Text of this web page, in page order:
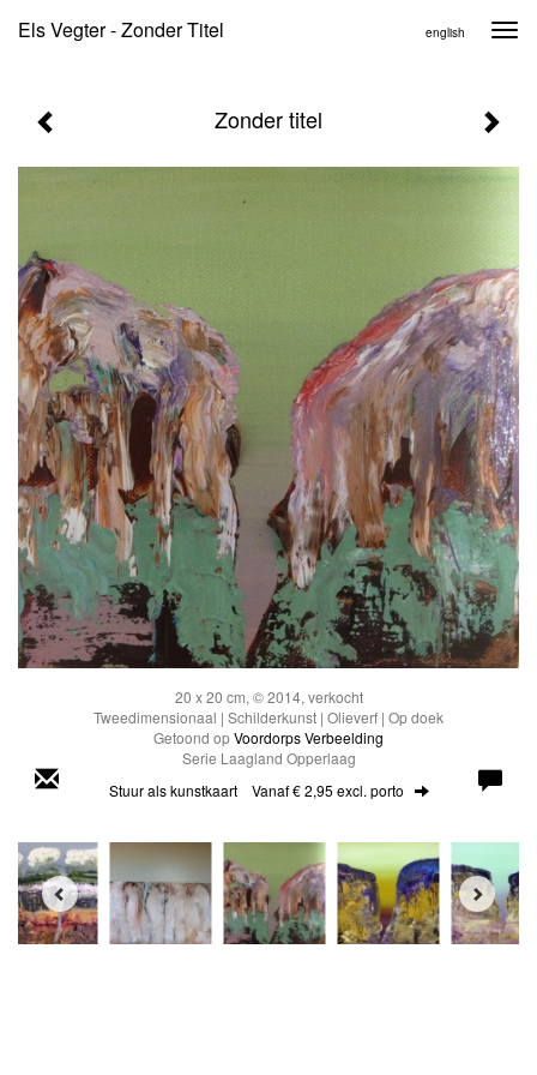
Els Vegter - Zonder Titel english
Zonder titel
20 x 20 cm, © 2014, verkocht
Tweedimensionaal | Schilderkunst | Olieverf | Op doek
Getoond opVoordorps Verbeelding
Serie Laagland Opperlaag
Stuur als kunstkaart Vanaf € 2,95 excl. porto